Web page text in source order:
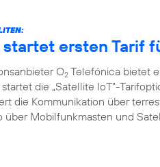
ersten Tarif
O2 Telefónica bietet
die „Satellite IoT”-
die Kommunikation über
über Mobilfunkmasten und